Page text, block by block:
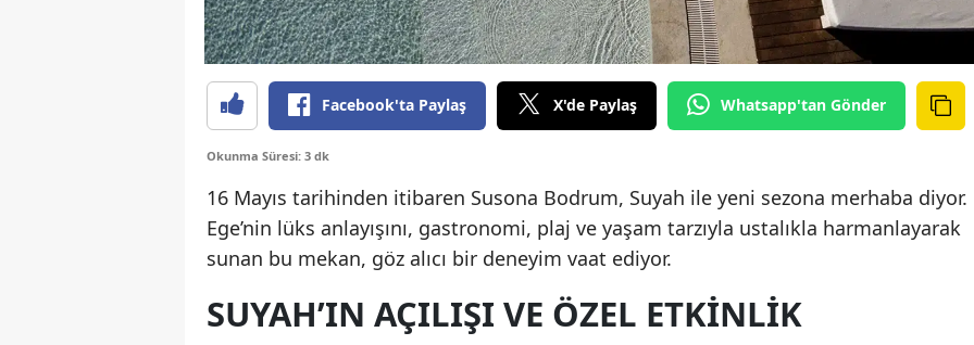
Facebook'ta Paylaş X'de Paylaş Whatsapp'tan Gönder
Okunma Süresi: 3 dk
16 Mayıs tarihinden itibaren Susona Bodrum, Suyah ile yeni sezona merhaba diyor.
Ege’nin lüks anlayışını, gastronomi, plaj ve yaşam tarzıyla ustalıkla harmanlayarak
sunan bu mekan, göz alıcı bir deneyim vaat ediyor.
SUYAH’IN AÇILIŞI VE ÖZEL ETKINLIK